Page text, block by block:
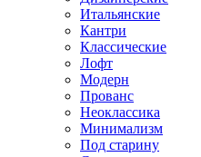
Итальянские
Кантри
Классические
Лофт
Модерн
Прованс
Неоклассика
Минимализм
Под старину